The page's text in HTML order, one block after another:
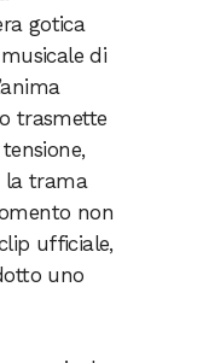
gotica
di
trasmette
la trama
non
ufficiale,
uno